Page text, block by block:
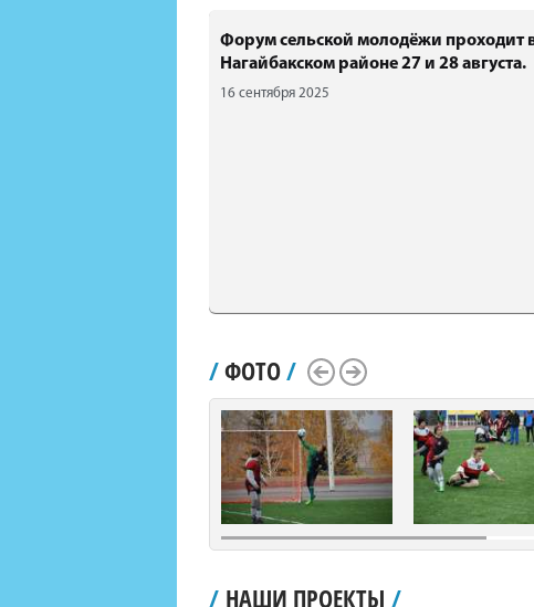
Форум сельской молодёжи проходит
Нагайбакском районе 27 и 28 августа.
16 сентября 2025
/ФОТО/
Scroll LeftScroll Right
/ НАШИ ПРОЕКТЫ /